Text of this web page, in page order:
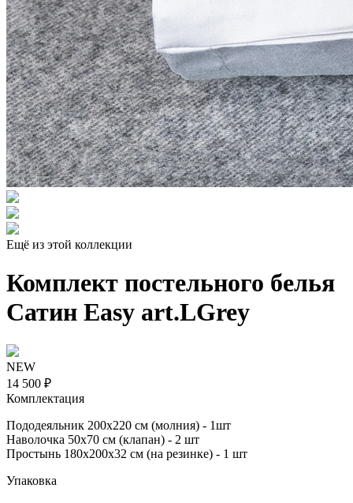
Ещё из этой коллекции
Комплект постельного белья
Сатин Easy art.LGrey
NEW
14 500 ₽
Комплектация
Пододеяльник 200х220 см (молния) - 1шт
Наволочка 50х70 см (клапан) - 2 шт
Простынь 180х200х32 см (на резинке) - 1 шт
Упаковка